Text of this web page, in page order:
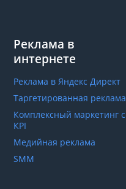
Реклама в
интернете
Реклама в Яндекс Директ
Таргетированная реклама
Комплексный маркетинг с
КРІ
Медийная реклама
SMM